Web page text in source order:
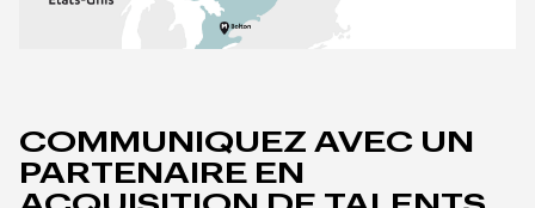
COMMUNIQUEZ AVEC UN
PARTENAIRE EN